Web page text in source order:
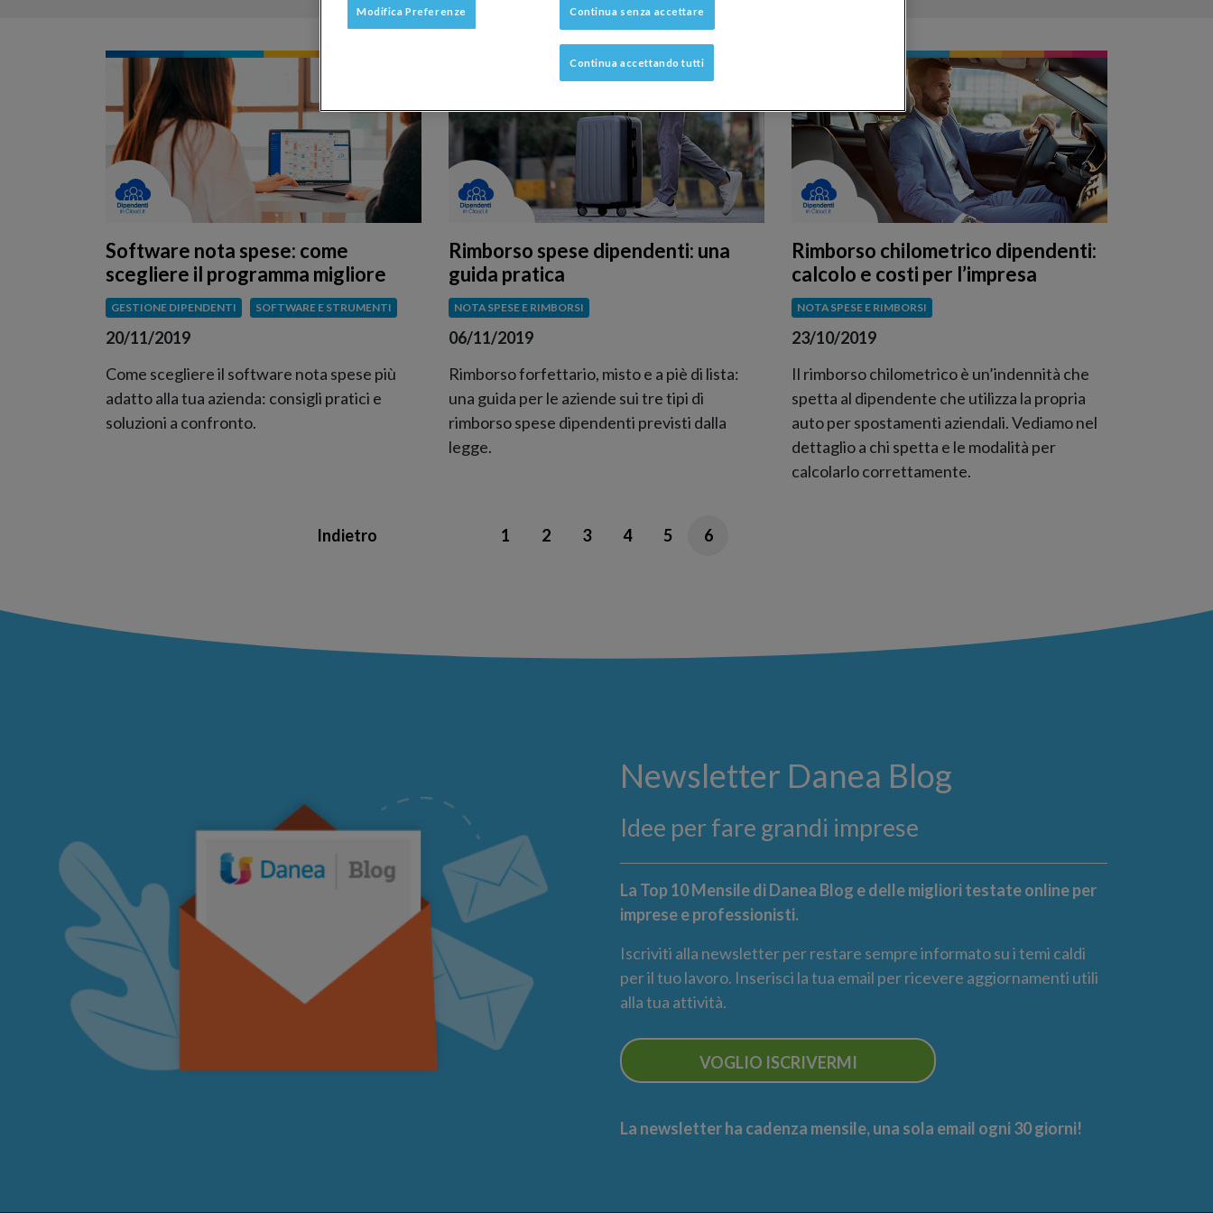
Software nota spese: come
scegliere il programma migliore
GESTIONE DIPENDENTI SOFTWARE E STRUMENTI
20/11/2019
Come scegliere il software nota spese più
adatto alla tua azienda: consigli pratici e
soluzioni a confronto.
Rimborso spese dipendenti: una
guida pratica
NOTA SPESE E RIMBORSI
06/11/2019
Rimborso forfettario, misto e a piè di lista:
una guida per le aziende sui tre tipi di
rimborso spese dipendenti previsti dalla
legge.
Rimborso chilometrico dipendenti:
calcolo e costi per l’impresa
NOTA SPESE E RIMBORSI
23/10/2019
Il rimborso chilometrico è un’indennità che
spetta al dipendente che utilizza la propria
auto per spostamenti aziendali. Vediamo nel
dettaglio a chi spetta e le modalità per
calcolarlo correttamente.
Indietro 1 2 3 4 5 6
Newsletter Danea Blog
Idee per fare grandi imprese
La Top 10 Mensile di Danea Blog e delle migliori testate online per
imprese e professionisti.
Iscriviti alla newsletter per restare sempre informato su i temi caldi
per il tuo lavoro. Inserisci la tua email per ricevere aggiornamenti utili
alla tua attività.
VOGLIO ISCRIVERMI
La newsletter ha cadenza mensile, una sola email ogni 30 giorni!
Modifica Preferenze Continua senza accettare
Continua accettando tutti